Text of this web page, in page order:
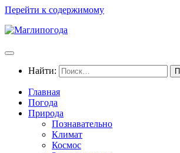
Перейти к содержимому
Найти:
Главная
Погода
Природа
Познавательно
Климат
Космос